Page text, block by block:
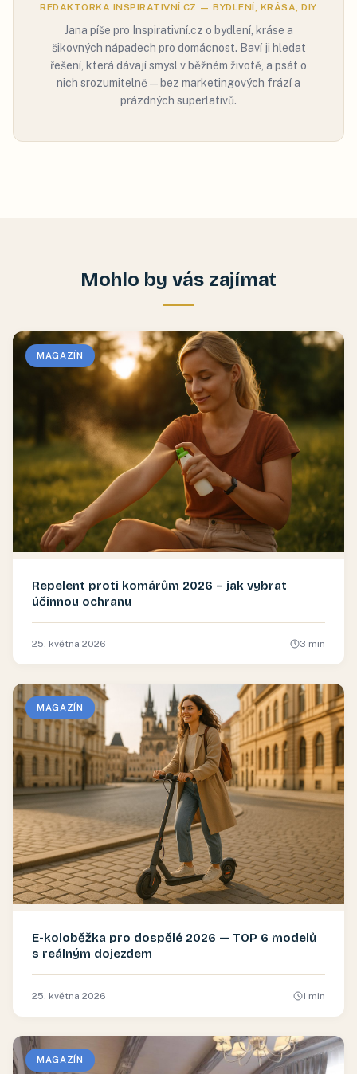
REDAKTORKA INSPIRATIVNÍ.CZ — BYDLENÍ, KRÁSA, DIY
Jana píše pro Inspirativní.cz o bydlení, kráse a
šikovných nápadech pro domácnost. Baví ji hledat
řešení, která dávají smysl v běžném životě, a psát o
nich srozumitelně — bez marketingových frází a
prázdných superlativů.
Mohlo by vás zajímat
MAGAZÍN
Repelent proti komárům 2026 – jak vybrat
účinnou ochranu
25. května 2026 3 min
MAGAZÍN
E-koloběžka pro dospělé 2026 — TOP 6 modelů
s reálným dojezdem
25. května 2026 1 min
MAGAZÍN